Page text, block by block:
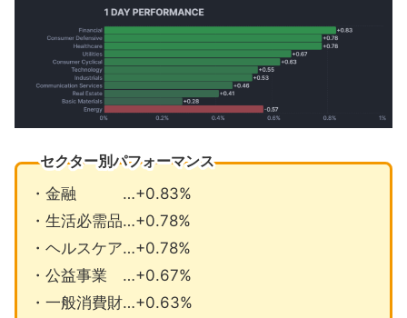
セクター別パフォーマンス
・金融 …+0.83%
・生活必需品…+0.78%
・ヘルスケア…+0.78%
・公益事業 …+0.67%
・一般消費財…+0.63%